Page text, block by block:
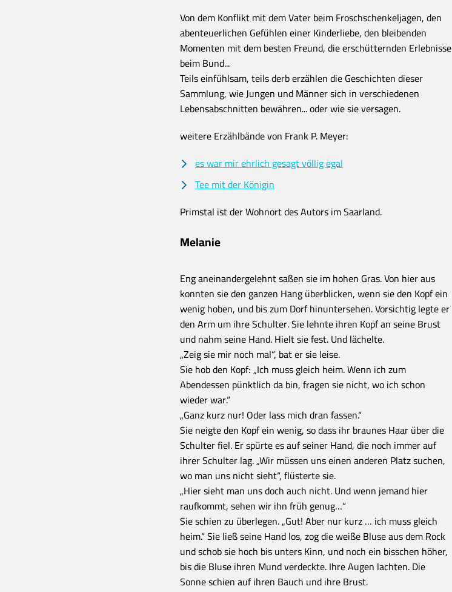
Von dem Konflikt mit dem Vater beim Froschschenkeljagen, den
abenteuerlichen Gefühlen einer Kinderliebe, den bleibenden
Momenten mit dem besten Freund, die erschütternden Erlebnisse
beim Bund...
Teils einfühlsam, teils derb erzählen die Geschichten dieser
Sammlung, wie Jungen und Männer sich in verschiedenen
Lebensabschnitten bewähren... oder wie sie versagen.
weitere Erzählbände von Frank P. Meyer:
es war mir ehrlich gesagt völlig egal
Tee mit der Königin
Primstal ist der Wohnort des Autors im Saarland.
Melanie
Eng aneinandergelehnt saßen sie im hohen Gras. Von hier aus
konnten sie den ganzen Hang überblicken, wenn sie den Kopf ein
wenig hoben, und bis zum Dorf hinuntersehen. Vorsichtig legte er
den Arm um ihre Schulter. Sie lehnte ihren Kopf an seine Brust
und nahm seine Hand. Hielt sie fest. Und lächelte.
„Zeig sie mir noch mal“, bat er sie leise.
Sie hob den Kopf: „Ich muss gleich heim. Wenn ich zum
Abendessen pünktlich da bin, fragen sie nicht, wo ich schon
wieder war.“
„Ganz kurz nur! Oder lass mich dran fassen.“
Sie neigte den Kopf ein wenig, so dass ihr braunes Haar über die
Schulter fiel. Er spürte es auf seiner Hand, die noch immer auf
ihrer Schulter lag. „Wir müssen uns einen anderen Platz suchen,
wo man uns nicht sieht“, flüsterte sie.
„Hier sieht man uns doch auch nicht. Und wenn jemand hier
raufkommt, sehen wir ihn früh genug…“
Sie schien zu überlegen. „Gut! Aber nur kurz … ich muss gleich
heim.“ Sie ließ seine Hand los, zog die weiße Bluse aus dem Rock
und schob sie hoch bis unters Kinn, und noch ein bisschen höher,
bis die Bluse ihren Mund verdeckte. Ihre Augen lachten. Die
Sonne schien auf ihren Bauch und ihre Brust.